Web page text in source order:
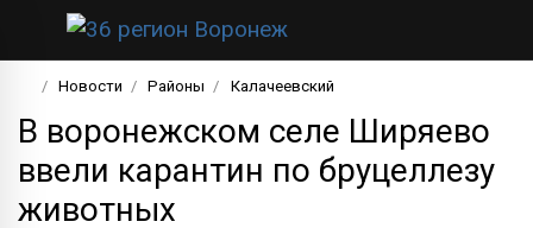
Новости Районы Калачеевский
В воронежском селе Ширяево
ввели карантин по бруцеллезу
животных